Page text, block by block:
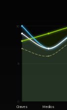
0
5
10
Graves Medios